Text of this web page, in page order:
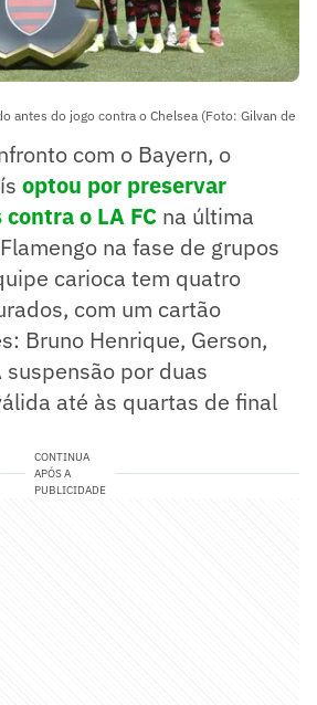
antes do jogo contra o Chelsea (Foto: Gilvan de
com o Bayern, o
optou por preservar
o LA FC na última
na fase de grupos
carioca tem quatro
com um cartão
Bruno Henrique, Gerson,
suspensão por duas
até às quartas de final
CONTINUA
APÓS A
PUBLICIDADE